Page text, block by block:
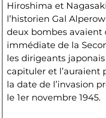
Hiroshima et
l’historien Gal
deux bombes avaient
immédiate de la
les dirigeants
capituler et
la date de l’invasion
le 1er novembre 1945.